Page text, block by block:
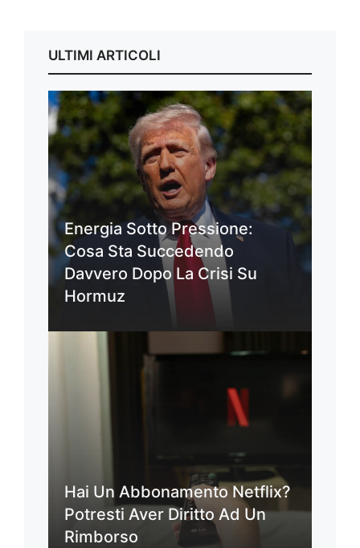
ULTIMI ARTICOLI
Energia Sotto Pressione:
Cosa Sta Succedendo
Davvero Dopo La Crisi Su
Hormuz
Hai Un Abbonamento Netflix?
Potresti Aver Diritto Ad Un
Rimborso